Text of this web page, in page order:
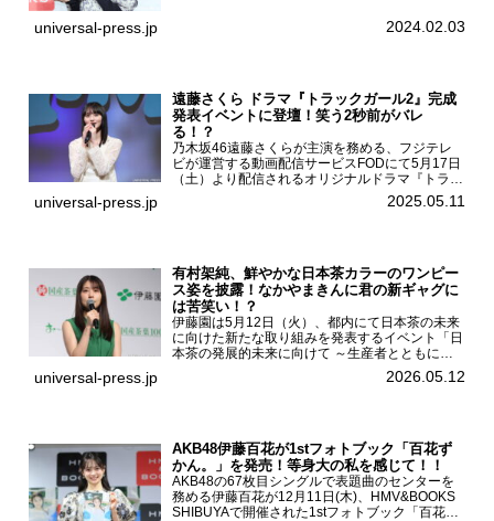
記念イベントをHMV＆BOOKS SHIBUYAで開催
universal-press.jp 2024.02.03
遠藤さくら ドラマ『トラックガール2』完成
発表イベントに登壇！笑う2秒前がバレ
る！？
乃木坂46遠藤さくらが主演を務める、フジテレ
ビが運営する動画配信サービスFODにて5月17日
（土）より配信されるオリジナルドラマ『トラッ
クガール2』の完成発表イベントが５月10日
（土）都内で開催された。FODドラマ『トラック
universal-press.jp 2025.05.11
有村架純、鮮やかな日本茶カラーのワンピー
ス姿を披露！なかやまきんに君の新ギャグに
は苦笑い！？
伊藤園は5月12日（火）、都内にて日本茶の未来
に向けた新たな取り組みを発表するイベント「日
本茶の発展的未来に向けて ～生産者とともに。
日本茶を世界へ～」を開催。イベントには伊藤園
のCMキャラクターを務める有村架純、伊藤園よ
universal-press.jp 2026.05.12
AKB48伊藤百花が1stフォトブック「百花ず
かん。」を発売！等身大の私を感じて！！
AKB48の67枚目シングルで表題曲のセンターを
務める伊藤百花が12月11日(木)、HMV&BOOKS
SHIBUYAで開催された1stフォトブック「百花ず